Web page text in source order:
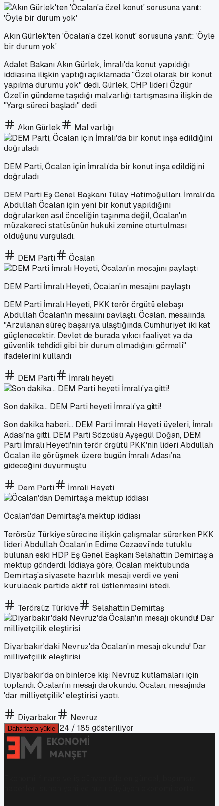
Akın Gürlek'ten 'Öcalan'a özel konut' sorusuna yanıt: 'Öyle
bir durum yok'
Adalet Bakanı Akın Gürlek, İmralı'da konut yapıldığı
iddiasına ilişkin yaptığı açıklamada "Özel olarak bir konut
yapılma durumu yok" dedi. Gürlek, CHP lideri Özgür
Özel'in gündeme taşıdığı malvarlığı tartışmasına ilişkin de
"Yargı süreci başladı" dedi
Akın Gürlek Mal varlığı
DEM Parti, Öcalan için İmralı'da bir konut inşa edildiğini
doğruladı
DEM Parti Eş Genel Başkanı Tülay Hatimoğulları, İmralı'da
Abdullah Öcalan için yeni bir konut yapıldığını
doğrularken asıl önceliğin taşınma değil, Öcalan'ın
müzakereci statüsünün hukuki zemine oturtulması
olduğunu vurguladı.
DEM Parti Öcalan
DEM Parti İmralı Heyeti, Öcalan'ın mesajını paylaştı
DEM Parti İmralı Heyeti, PKK terör örgütü elebaşı
Abdullah Öcalan'ın mesajını paylaştı. Öcalan, mesajında
"Arzulanan süreç başarıya ulaştığında Cumhuriyet iki kat
güçlenecektir. Devlet de burada yıkıcı faaliyet ya da
güvenlik tehdidi gibi bir durum olmadığını görmeli"
ifadelerini kullandı
DEM Parti İmralı heyeti
Son dakika... DEM Parti heyeti İmralı'ya gitti!
Son dakika haberi... DEM Parti İmralı Heyeti üyeleri, İmralı
Adası’na gitti. DEM Parti Sözcüsü Ayşegül Doğan, DEM
Parti İmralı Heyeti'nin terör örgütü PKK'nin lideri Abdullah
Öcalan ile görüşmek üzere bugün İmralı Adası’na
gideceğini duyurmuştu
Dem Parti İmrali Heyeti
Öcalan'dan Demirtaş'a mektup iddiası
Terörsüz Türkiye sürecine ilişkin çalışmalar sürerken PKK
lideri Abdullah Öcalan'ın Edirne Cezaevi’nde tutuklu
bulunan eski HDP Eş Genel Başkanı Selahattin Demirtaş’a
mektup gönderdi. İddiaya göre, Öcalan mektubunda
Demirtaş’a siyasete hazırlık mesajı verdi ve yeni
kurulacak partide aktif rol üstlenmesini istedi.
Terörsüz Türkiye Selahattin Demirtaş
Diyarbakır'daki Nevruz'da Öcalan'ın mesajı okundu! Dar
milliyetçilik eleştirisi
Diyarbakır'da on binlerce kişi Nevruz kutlamaları için
toplandı. Öcalan'ın mesajı da okundu. Öcalan, mesajında
'dar milliyetçilik' eleştirisi yaptı.
Diyarbakır Nevruz
Daha fazla yükle 24 / 185 gösteriliyor